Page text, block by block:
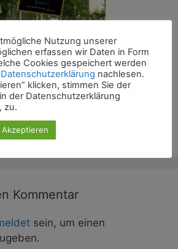
Kommentar
sein, um einen
Nutzung unserer
erfassen wir Daten in Form
Cookies gespeichert werden
Datenschutzerklärung nachlesen.
klicken, stimmen Sie der
der Datenschutzerklärung
zu.
Akzeptieren